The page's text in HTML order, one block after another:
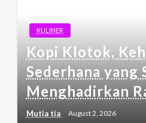
KULINER
Kopi Klotok,
Sederhana yang
Menghadirkan
Mutia tia August 2, 2026